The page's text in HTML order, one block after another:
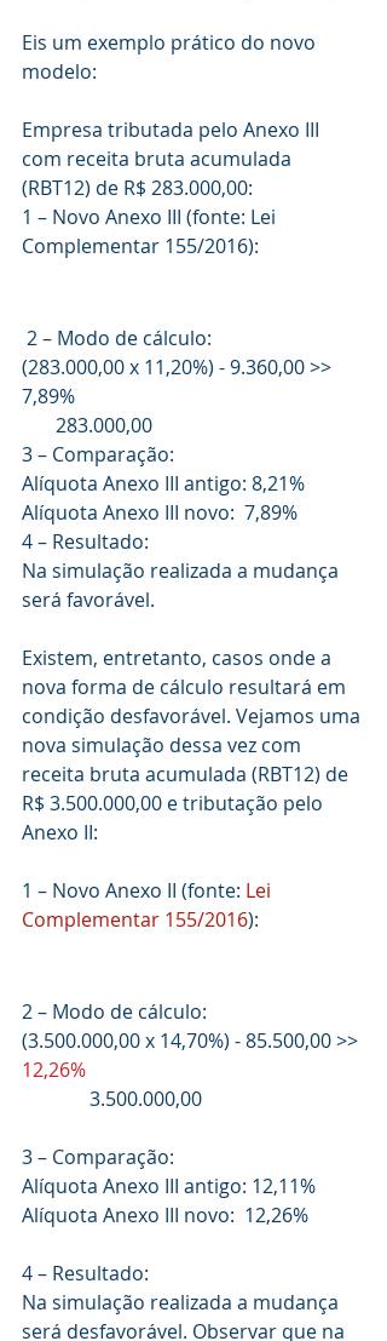
Eis um exemplo prático do novo
modelo:
Empresa tributada pelo Anexo III
com receita bruta acumulada
(RBT12) de R$ 283.000,00:
1 – Novo Anexo III (fonte: Lei
Complementar 155/2016):
2 – Modo de cálculo:
(283.000,00 x 11,20%) - 9.360,00 >>
7,89%
       283.000,00
3 – Comparação:
Alíquota Anexo III antigo: 8,21%
Alíquota Anexo III novo:  7,89%
4 – Resultado:
Na simulação realizada a mudança
será favorável.
Existem, entretanto, casos onde a
nova forma de cálculo resultará em
condição desfavorável. Vejamos uma
nova simulação dessa vez com
receita bruta acumulada (RBT12) de
R$ 3.500.000,00 e tributação pelo
Anexo II:
1 – Novo Anexo II (fonte: Lei
Complementar 155/2016):
2 – Modo de cálculo:
(3.500.000,00 x 14,70%) - 85.500,00 >>
12,26%
              3.500.000,00
3 – Comparação:
Alíquota Anexo III antigo: 12,11%
Alíquota Anexo III novo:  12,26%
4 – Resultado:
Na simulação realizada a mudança
será desfavorável. Observar que na